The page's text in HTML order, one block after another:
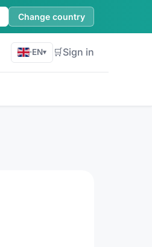
Change country
·EN▾ 🛒Sign in